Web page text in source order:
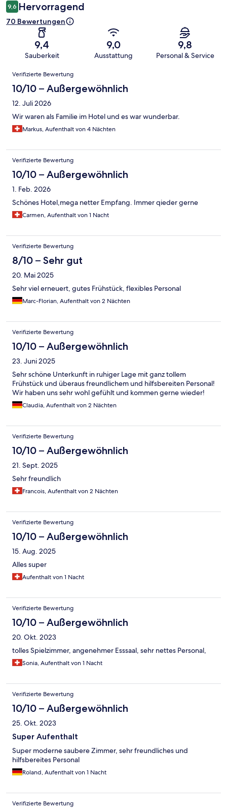
9,6 Hervorragend
70 Bewertungen
9,4
Sauberkeit
9,0
Ausstattung
9,8
Personal & Service
Bewertungen
Verifizierte Bewertung
10/10 – Außergewöhnlich
12. Juli 2026
Wir waren als Familie im Hotel und es war wunderbar.
Markus, Aufenthalt von 4 Nächten
Verifizierte Bewertung
10/10 – Außergewöhnlich
1. Feb. 2026
Schönes Hotel,mega netter Empfang. Immer qieder gerne
Carmen, Aufenthalt von 1 Nacht
Verifizierte Bewertung
8/10 – Sehr gut
20. Mai 2025
Sehr viel erneuert, gutes Frühstück, flexibles Personal
Marc-Florian, Aufenthalt von 2 Nächten
Verifizierte Bewertung
10/10 – Außergewöhnlich
23. Juni 2025
Sehr schöne Unterkunft in ruhiger Lage mit ganz tollem
Frühstück und überaus freundlichem und hilfsbereiten Personal!
Wir haben uns sehr wohl gefühlt und kommen gerne wieder!
Claudia, Aufenthalt von 2 Nächten
Verifizierte Bewertung
10/10 – Außergewöhnlich
21. Sept. 2025
Sehr freundlich
Francois, Aufenthalt von 2 Nächten
Verifizierte Bewertung
10/10 – Außergewöhnlich
15. Aug. 2025
Alles super
Aufenthalt von 1 Nacht
Verifizierte Bewertung
10/10 – Außergewöhnlich
20. Okt. 2023
tolles Spielzimmer, angenehmer Esssaal, sehr nettes Personal,
Sonia, Aufenthalt von 1 Nacht
Verifizierte Bewertung
10/10 – Außergewöhnlich
25. Okt. 2023
Super Aufenthalt
Super moderne saubere Zimmer, sehr freundliches und
hilfsbereites Personal
Roland, Aufenthalt von 1 Nacht
Verifizierte Bewertung